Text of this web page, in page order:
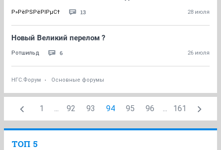
Р»РёРЅРёРІРµС† 13 28 июля
Новый Великий перелом ?
Ротшильд 6 26 июля
НГС.Форум Основные форумы
1 ... 92 93 94 95 96 ... 161
ТОП 5